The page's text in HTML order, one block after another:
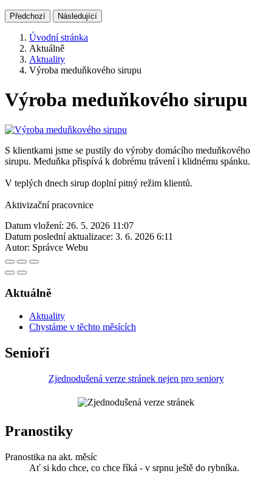
Předchozí Následující
Úvodní stránka
Aktuálně
Aktuality
Výroba meduňkového sirupu
Výroba meduňkového sirupu
S klientkami jsme se pustily do výroby domácího meduňkového
sirupu. Meduňka přispívá k dobrému trávení i klidnému spánku.
V teplých dnech sirup doplní pitný režim klientů.
Aktivizační pracovnice
Datum vložení: 26. 5. 2026 11:07
Datum poslední aktualizace: 3. 6. 2026 6:11
Autor: Správce Webu
Aktuálně
Aktuality
Chystáme v těchto měsících
Senioři
Zjednodušená verze stránek nejen pro seniory
Pranostiky
Pranostika na akt. měsíc
Ať si kdo chce, co chce říká - v srpnu ještě do rybníka.